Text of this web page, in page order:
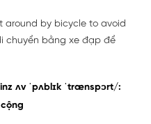
around by bicycle to avoid
chuyển bằng xe đạp để
ʌv ˈpʌblɪk ˈtrænspɔrt/: